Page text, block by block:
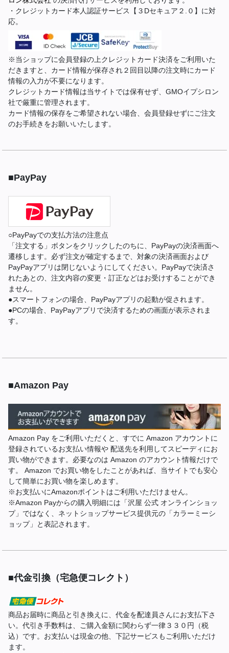
・クレジットカード本人認証サービス【３Dセキュア２.０】に対
応。
※当ショップに会員登録の上クレジットカード決済をご利用いた
だきますと、カード情報が保存され２回目以降の注文時にカード
情報の入力が不要になります。
クレジットカード情報は当サイトでは保有せず、GMOイプシロン
社で厳重に管理されます。
カード情報の保存をご希望されない場合、会員登録せずにご注文
のお手続きをお願いいたします。
■PayPay
○PayPayでの支払方法の注意点
「注文する」ボタンをクリックしたのちに、PayPayの決済画面へ
遷移します。必ず注文が確定するまで、対象の決済画面および
PayPayアプリは閉じないようにしてください。PayPayで決済さ
れたあとの、注文内容の変更・訂正などはお受けすることができ
ません。
●スマートフォンの場合、PayPayアプリの起動が促されます。
●PCの場合、PayPayアプリで決済するための画面が表示されま
す。
■Amazon Pay
Amazon Pay をご利用いただくと、すでに Amazon アカウントに
登録されているお支払い情報や 配送先を利用してスピーディにお
買い物ができます。必要なのは Amazon のアカウント情報だけで
す。 Amazon でお買い物をしたことがあれば、当サイトでも安心
して簡単にお買い物を楽しめます。
※お支払いにAmazonポイントはご利用いただけません。
※Amazon Payからの購入明細には「沢屋 公式 オンラインショッ
プ」ではなく、ネットショップサービス提供元の「カラーミーシ
ョップ」と表記されます。
■代金引換（宅急便コレクト）
商品お届時に商品と引き換えに、代金を配達員さんにお支払下さ
い。代引き手数料は、ご購入金額に関わらず一律３３０円（税
込）です。お支払いは現金の他、下記サービスもご利用いただけ
ます。